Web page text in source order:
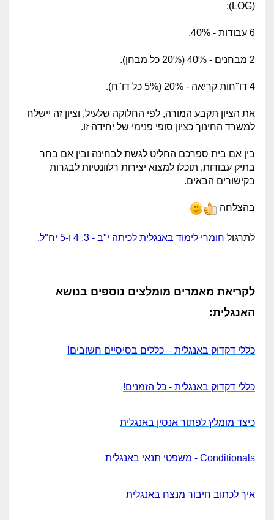
(LOG):
6 עבודות - 40%.
2 מבחנים - 40% (20% כל מבחן).
4 דו"חות קריאה - 20% (5% כל דו"ח).
את הציון תקבע המורה, לפי החלוקה שלעיל, וציון זה יישלח
למשרד החינוך כציון סופי פנימי של יחידה זו.
בין אם בית ספרכם החליט לגשת לבחינה ובין אם בחר
בתיק עבודות, תוכלו למצוא יצירות רלוונטיות לבגרות
בקישורים הבאים.
בהצלחה
לתרגול חומרי לימוד באנגלית לכיתה י"ב - 3, 4 ו-5 יח"ל.
לקריאת מאמרים מומלצים נוספים בנושא
האנגלית:
כללי דקדוק באנגלית – כללים בסיסיים חשובים!
כללי דקדוק באנגלית - כל הזמנים!
כיצד מומלץ לפתור אנסין באנגלית
Conditionals - משפטי תנאי באנגלית
איך לכתוב חיבור מנצח באנגלית